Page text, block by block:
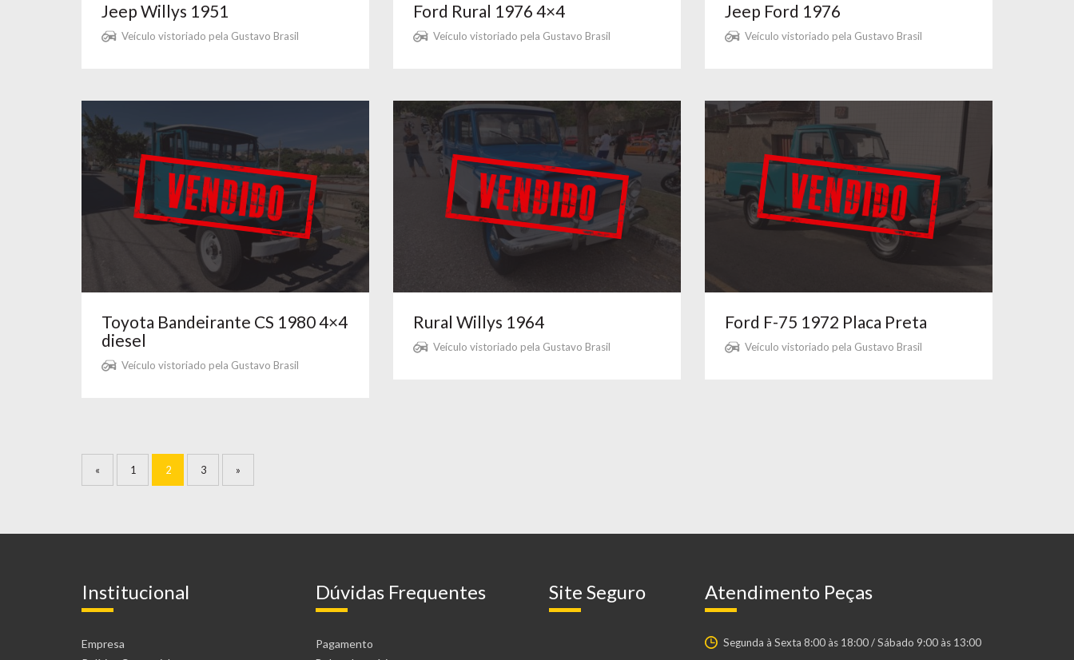
Jeep Willys 1951
Veículo vistoriado pela Gustavo Brasil
Ford Rural 1976 4×4
Veículo vistoriado pela Gustavo Brasil
Jeep Ford 1976
Veículo vistoriado pela Gustavo Brasil
Toyota Bandeirante CS 1980 4×4
diesel
Veículo vistoriado pela Gustavo Brasil
Rural Willys 1964
Veículo vistoriado pela Gustavo Brasil
Ford F-75 1972 Placa Preta
Veículo vistoriado pela Gustavo Brasil
« 1 2 3 »
Institucional
Empresa
Dúvidas Frequentes
Pagamento
Site Seguro Atendimento Peças
Segunda à Sexta 8:00 às 18:00 / Sábado 9:00 às 13:00